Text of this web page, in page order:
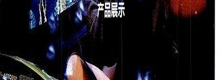
登录J9国际
1. 什么是BIOS
在介绍如何升级BIOS之前，我们首先需要了解什么是
BIOS。BIOS，即基本输入输出系统（Basic Input/Output
System），是计算机系统中的一个重要组成部分。它负责在计算
机开机时进行硬件初始化和自检，同时还提供了一些基本的输入